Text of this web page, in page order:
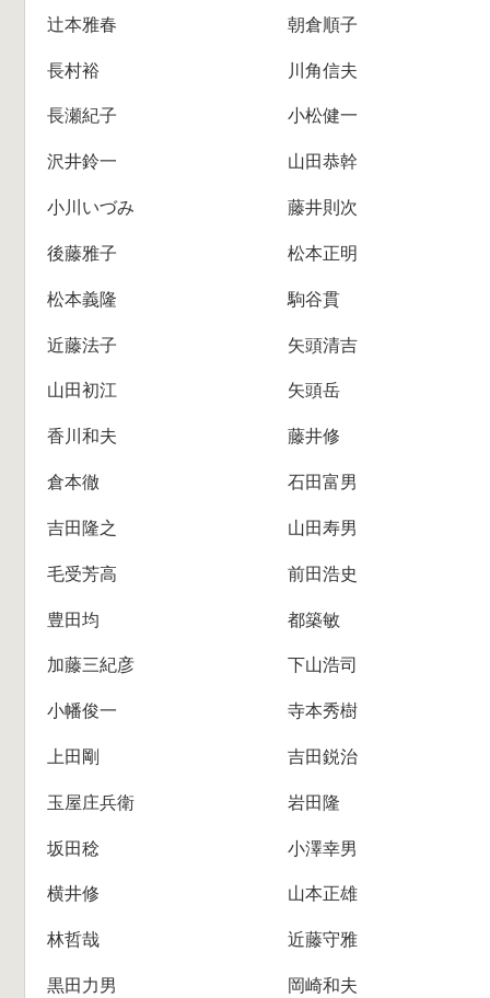
辻本雅春
長村裕
長瀬紀子
沢井鈴一
小川いづみ
後藤雅子
松本義隆
近藤法子
山田初江
香川和夫
倉本徹
吉田隆之
毛受芳高
豊田均
加藤三紀彦
小幡俊一
上田剛
玉屋庄兵衛
坂田稔
横井修
林哲哉
黒田力男
朝倉順子
川角信夫
小松健一
山田恭幹
藤井則次
松本正明
駒谷貫
矢頭清吉
矢頭岳
藤井修
石田富男
山田寿男
前田浩史
都築敏
下山浩司
寺本秀樹
吉田鋭治
岩田隆
小澤幸男
山本正雄
近藤守雅
岡崎和夫